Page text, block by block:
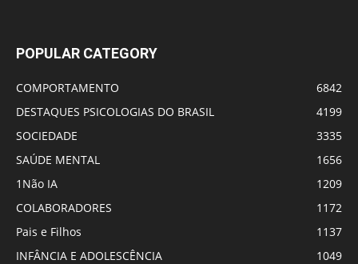
POPULAR CATEGORY
COMPORTAMENTO
6842
DESTAQUES PSICOLOGIAS DO BRASIL
4199
SOCIEDADE
3335
SAÚDE MENTAL
1656
1Não IA
1209
COLABORADORES
1172
Pais e Filhos
1137
INFÂNCIA E ADOLESCÊNCIA
1049